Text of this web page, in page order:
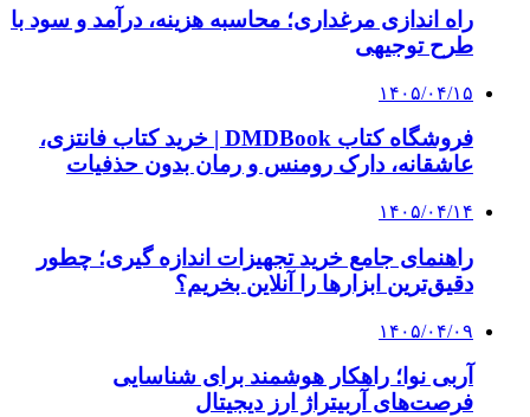
راه اندازی مرغداری؛ محاسبه هزینه، درآمد و سود با
طرح توجیهی
۱۴۰۵/۰۴/۱۵
فروشگاه کتاب DMDBook | خرید کتاب فانتزی،
عاشقانه، دارک رومنس و رمان بدون حذفیات
۱۴۰۵/۰۴/۱۴
راهنمای جامع خرید تجهیزات اندازه گیری؛ چطور
دقیق‌ترین ابزارها را آنلاین بخریم؟
۱۴۰۵/۰۴/۰۹
آربی نوا؛ راهکار هوشمند برای شناسایی
فرصت‌های آربیتراژ ارز دیجیتال